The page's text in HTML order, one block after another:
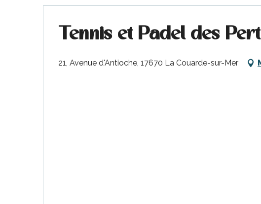
Tennis et Padel des
21, Avenue d'Antioche, 17670 La Couarde-sur-Mer